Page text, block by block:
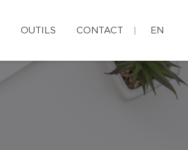
OUTILS CONTACT EN